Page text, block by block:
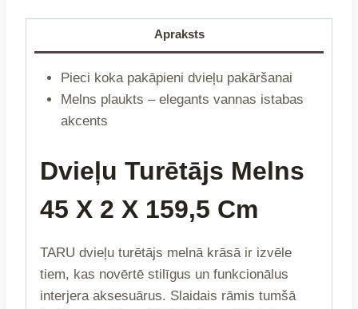
732621
daudzums
Apraksts
Pieci koka pakāpieni dvieļu pakāršanai
Melns plaukts – elegants vannas istabas
akcents
Dvieļu Turētājs Melns
45 X 2 X 159,5 Cm
TARU dvieļu turētājs melnā krāsā ir izvēle
tiem, kas novērtē stilīgus un funkcionālus
interjera aksesuārus. Slaidais rāmis tumšā